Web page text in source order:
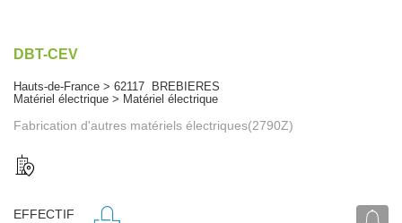
DBT-CEV
Hauts-de-France > 62117 BREBIERES
Matériel électrique > Matériel électrique
Fabrication d'autres matériels électriques(2790Z)
EFFECTIF